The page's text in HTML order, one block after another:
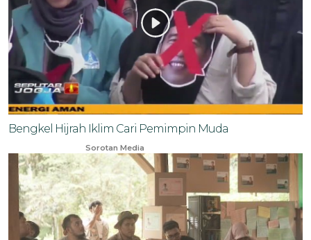
Bengkel Hijrah Iklim Cari Pemimpin Muda
Sorotan Media